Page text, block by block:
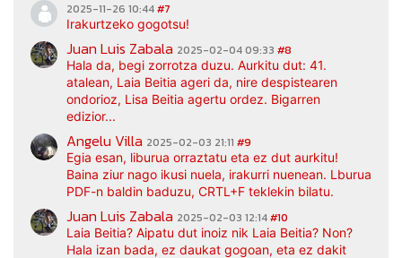
2025-11-26 10:44#7
Irakurtzeko gogotsu!
Juan Luis Zabala 2025-02-04 09:33 #8
Hala da, begi zorrotza duzu. Aurkitu dut: 41.
atalean, Laia Beitia ageri da, nire despistearen
ondorioz, Lisa Beitia agertu ordez. Bigarren
edizior...
Angelu Villa 2025-02-03 21:11 #9
Egia esan, liburua orraztatu eta ez dut aurkitu!
Baina ziur nago ikusi nuela, irakurri nuenean. Lburua
PDF-n baldin baduzu, CRTL+F teklekin bilatu.
Juan Luis Zabala 2025-02-03 12:14#10
Laia Beitia? Aipatu dut inoiz nik Laia Beitia? Non?
Hala izan bada, ez daukat gogoan, eta ez dakit